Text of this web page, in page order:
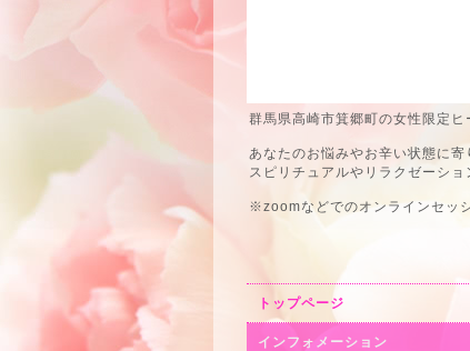
群馬県高崎市箕郷町の女性限定
あなたのお悩みやお辛い状態に寄
スピリチュアルやリラクゼーシ
※zoomなどでのオンラインセッ
トップページ
インフォメーション